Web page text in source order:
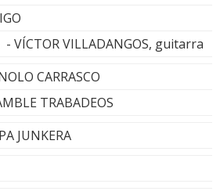
VÍCTOR VILLADANGOS, guitarra
CARRASCO
TRABADEOS
JUNKERA